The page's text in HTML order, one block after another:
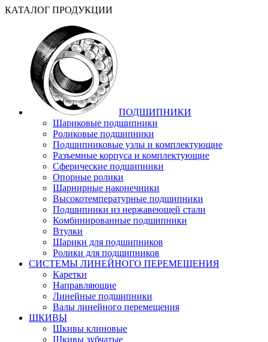
КАТАЛОГ ПРОДУКЦИИ
ПОДШИПНИКИ
Шариковые подшипники
Роликовые подшипники
Подшипниковые узлы и комплектующие
Разъемные корпуса и комплектующие
Сферические подшипники
Опорные ролики
Шарнирные наконечники
Высокотемпературные подшипники
Подшипники из нержавеющей стали
Комбинированные подшипники
Втулки
Шарики для подшипников
Ролики для подшипников
СИСТЕМЫ ЛИНЕЙНОГО ПЕРЕМЕЩЕНИЯ
Каретки
Направляющие
Линейные подшипники
Валы линейного перемещения
ШКИВЫ
Шкивы клиновые
Шкивы зубчатые